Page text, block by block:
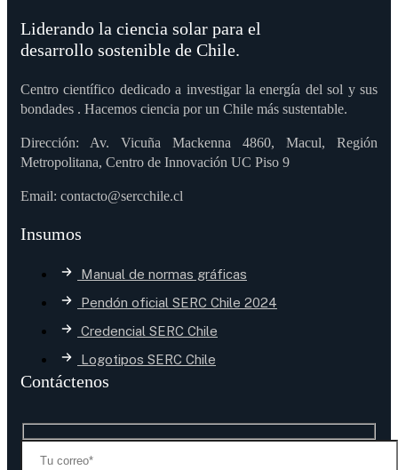
Liderando la ciencia solar para el
desarrollo sostenible de Chile.
Centro científico dedicado a investigar la energía del sol y sus
bondades . Hacemos ciencia por un Chile más sustentable.
Dirección: Av. Vicuña Mackenna 4860, Macul, Región
Metropolitana, Centro de Innovación UC Piso 9
Email: contacto@sercchile.cl
Insumos
Manual de normas gráficas
Pendón oficial SERC Chile 2024
Credencial SERC Chile
Logotipos SERC Chile
Contáctenos